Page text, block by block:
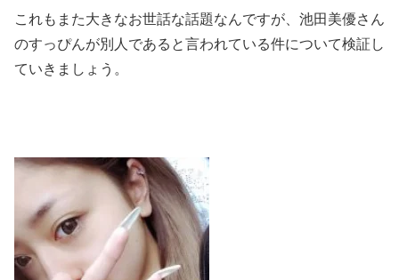
これもまた大きなお世話な話題なんですが、池田美優さん
のすっぴんが別人であると言われている件について検証し
ていきましょう。